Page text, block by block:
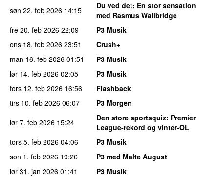
søn 22. feb 2026 14:15 Du ved det: En stor sensation
med Rasmus Wallbridge
fre 20. feb 2026 22:09
P3 Musik
ons 18. feb 2026 23:51
Crush+
man 16. feb 2026 01:51
P3 Musik
lør 14. feb 2026 02:05
P3 Musik
tors 12. feb 2026 16:56
Flashback
tirs 10. feb 2026 06:07
P3 Morgen
lør 7. feb 2026 15:24 Den store sportsquiz: Premier
League-rekord og vinter-OL
tors 5. feb 2026 04:06
P3 Musik
søn 1. feb 2026 19:26
P3 med Malte August
lør 31. jan 2026 01:41
P3 Musik